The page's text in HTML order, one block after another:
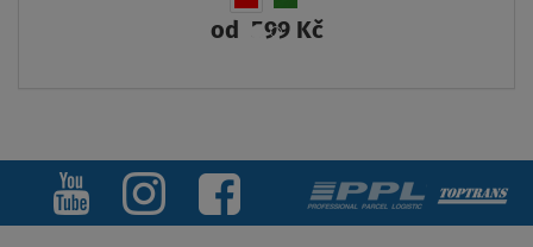
od 599 Kč